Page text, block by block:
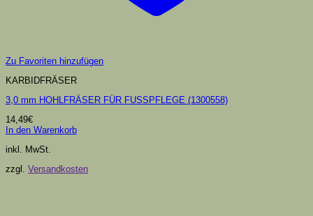
Zu Favoriten hinzufügen
KARBIDFRÄSER
3,0 mm HOHLFRÄSER FÜR FUSSPFLEGE (1300558)
14,49€
In den Warenkorb
inkl. MwSt.
zzgl. Versandkosten